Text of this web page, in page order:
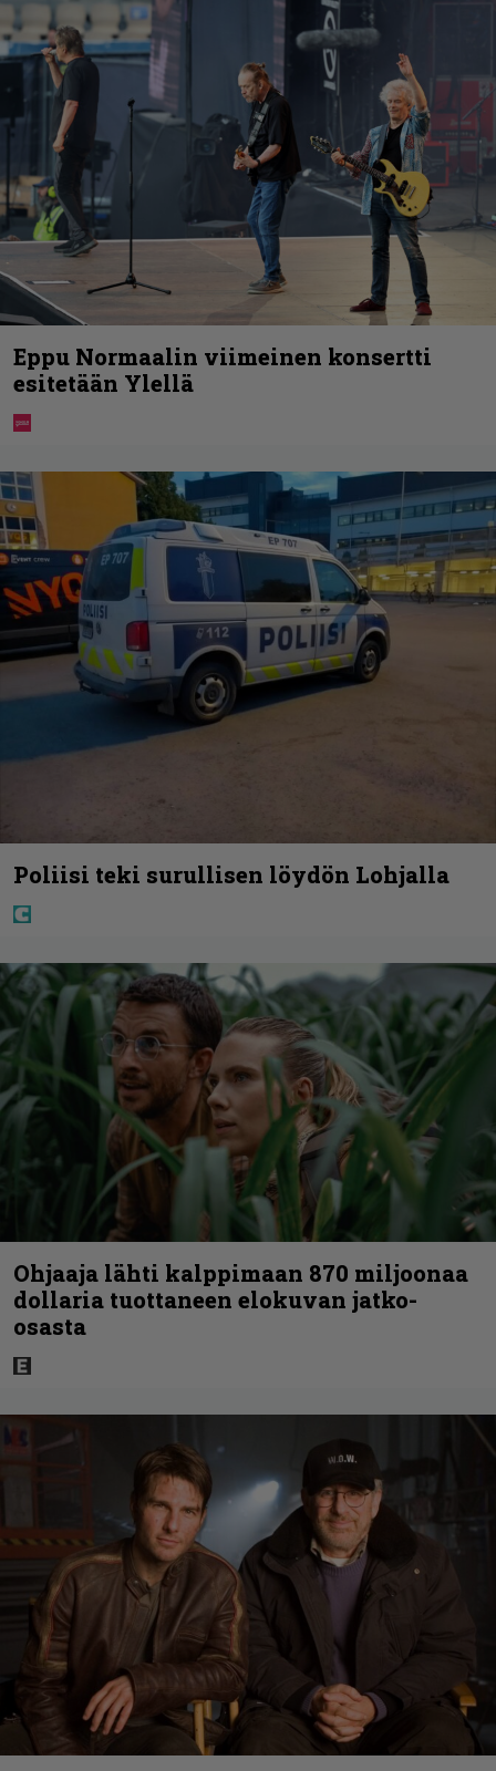
Eppu Normaalin viimeinen konsertti
esitetään Ylellä
Poliisi teki surullisen löydön Lohjalla
Ohjaaja lähti kalppimaan 870 miljoonaa
dollaria tuottaneen elokuvan jatko-
osasta